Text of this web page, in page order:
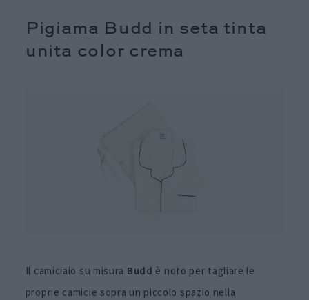
Pigiama Budd in seta tinta
unita color crema
Il camiciaio su misura Budd è noto per tagliare le
proprie camicie sopra un piccolo spazio nella